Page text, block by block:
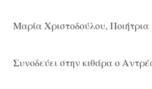
Μαρία Χριστοδούλου, Ποιήτρια
Συνοδεύει στην κιθάρα ο